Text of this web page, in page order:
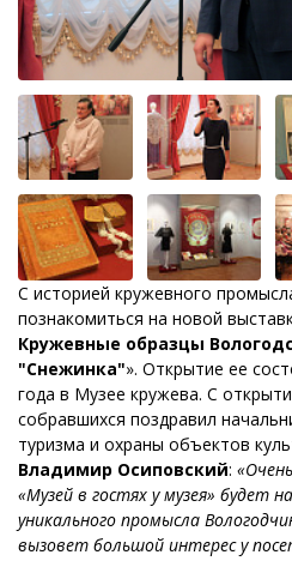
С историей кружевного
познакомиться на новой
Кружевные образцы
"Снежинка"». Открытие ее
года в Музее кружева. С
собравшихся поздравил
туризма и охраны объектов
Владимир Осиповский:
«Музей в гостях у музея» будет
уникального промысла
вызовет большой интерес у